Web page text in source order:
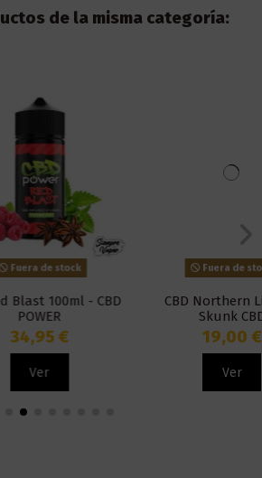
de la misma categoría:
- CBD
Fuera de stock
CBD Northern Lights -